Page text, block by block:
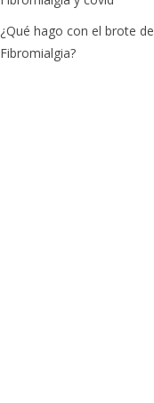
¿Qué hago con el brote de
Fibromialgia?